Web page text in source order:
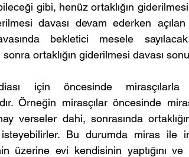
gibi, henüz ortaklığın
davası devam ederken
bekletici mesele
ortaklığın giderilmesi davası
için öncesinde mirasçılarla
Örneğin mirasçılar öncesinde
verseler dahi, sonrasında
isteyebilirler. Bu durumda miras
üzerine evi kendisinin yaptığını